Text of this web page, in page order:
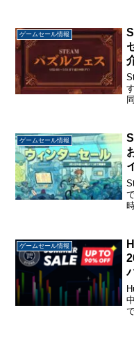
ゲームセール情報
ゲームセール情報
ゲームセール情報